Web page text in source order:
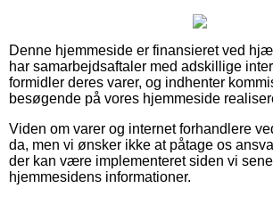
Denne hjemmeside er finansieret ved
har samarbejdsaftaler med adskillige
formidler deres varer, og indhenter
besøgende på vores hjemmeside
Viden om varer og internet forhandlere
da, men vi ønsker ikke at påtage os
der kan være implementeret siden vi
hjemmesidens informationer.